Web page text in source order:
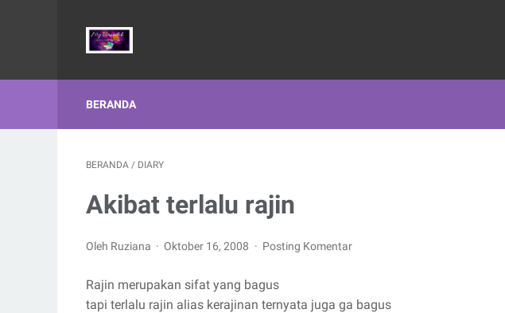
BERANDA
BERANDA / DIARY
Akibat terlalu rajin
Oleh Ruziana Oktober 16, 2008 Posting Komentar
Rajin merupakan sifat yang bagus
tapi terlalu rajin alias kerajinan ternyata juga ga bagus